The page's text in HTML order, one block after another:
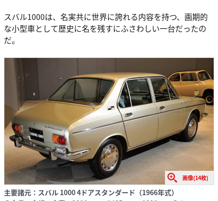
スバル1000は、名実共に世界に誇れる内容を持つ、画期的
な小型車として歴史に名を残すにふさわしい一台だったの
だ。
画像(14枚)
主要諸元：スバル 1000 4ドアスタンダード（1966年式）